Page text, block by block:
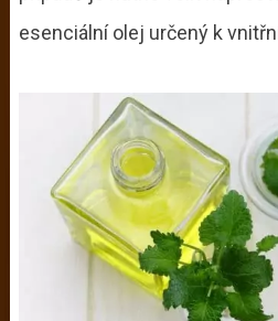
esenciální olej určený k